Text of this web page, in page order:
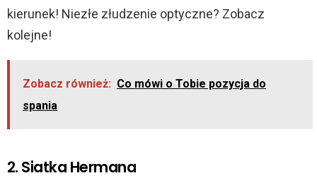
kierunek! Niezłe złudzenie optyczne? Zobacz
kolejne!
Zobacz również: Co mówi o Tobie pozycja do
spania
2. Siatka Hermana